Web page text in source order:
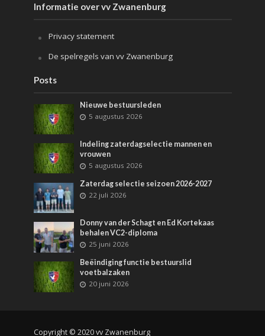
Informatie over vv Zwanenburg
Privacy statement
De spelregels van vv Zwanenburg
Posts
Nieuwe bestuursleden
5 augustus 2026
Indeling zaterdagselectie mannen en
vrouwen
5 augustus 2026
Zaterdag selectie seizoen 2026-2027
22 juli 2026
Donny van der Schagt en Ed Kortekaas
behalen VC2-diploma
25 juni 2026
Beëindiging functie bestuurslid
voetbalzaken
20 juni 2026
Copyright © 2020 vv Zwanenburg